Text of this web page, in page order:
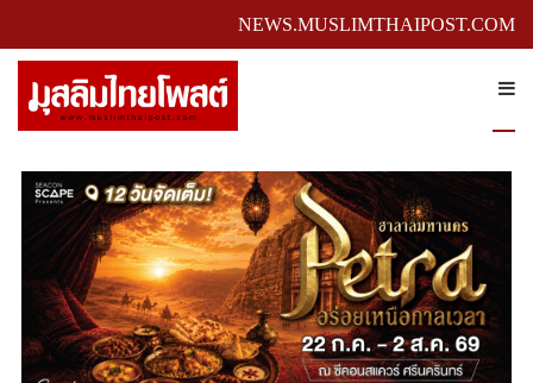
NEWS.MUSLIMTHAIPOST.COM